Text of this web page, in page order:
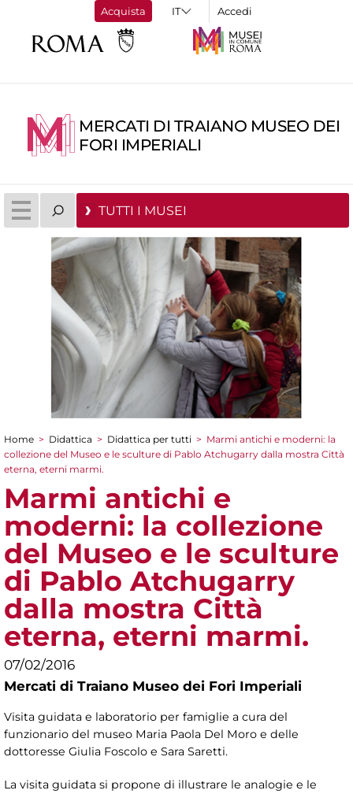
Acquista Accedi
MERCATI DI TRAIANO MUSEO DEI
FORI IMPERIALI
TUTTI I MUSEI
Tu sei qui
Home > Didattica > Didattica per tutti > Marmi antichi e moderni: la
collezione del Museo e le sculture di Pablo Atchugarry dalla mostra Città
eterna, eterni marmi.
Marmi antichi e
moderni: la collezione
del Museo e le sculture
di Pablo Atchugarry
dalla mostra Città
eterna, eterni marmi.
07/02/2016
Mercati di Traiano Museo dei Fori Imperiali
Visita guidata e laboratorio per famiglie a cura del
funzionario del museo Maria Paola Del Moro e delle
dottoresse Giulia Foscolo e Sara Saretti.
La visita guidata si propone di illustrare le analogie e le